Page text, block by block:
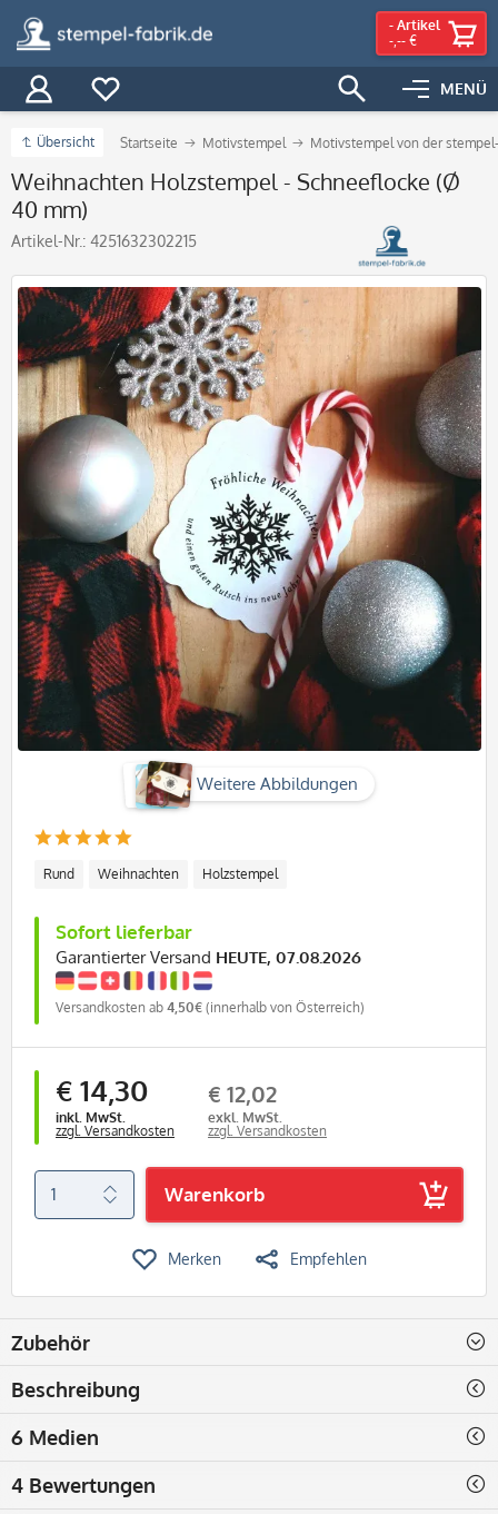
MENÜ
- Artikel
-,-- €
Übersicht Startseite Motivstempel Motivstempel von der
Weihnachten Holzstempel - Schneeflocke (Ø
40 mm)
Artikel-Nr.: 4251632302215
Weitere Abbildungen
Rund Weihnachten Holzstempel
Sofort lieferbar
Garantierter Versand HEUTE, 07.08.2026
Versandkosten ab 4,50€ (innerhalb von Österreich)
€ 14,30
inkl. MwSt.
zzgl. Versandkosten
€ 12,02
exkl. MwSt.
zzgl. Versandkosten
Warenkorb
Merken Empfehlen
Zubehör
Beschreibung
6 Medien
4 Bewertungen